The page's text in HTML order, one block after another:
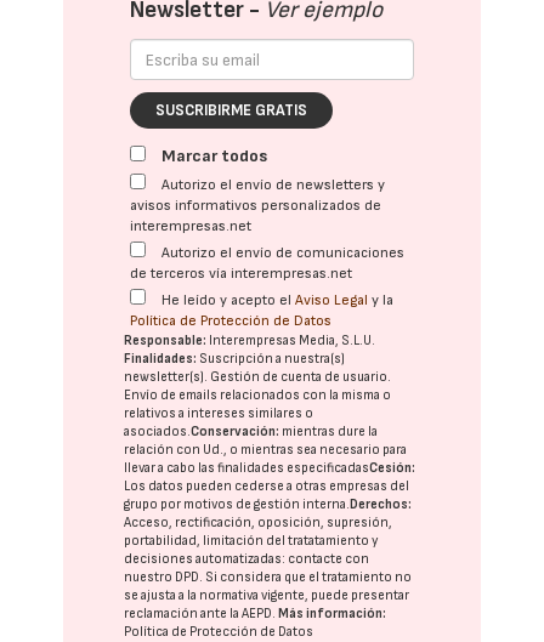
Newsletter - Ver ejemplo
SUSCRIBIRME GRATIS
Marcar todos
Autorizo el envío de newsletters y
avisos informativos personalizados de
interempresas.net
Autorizo el envío de comunicaciones
de terceros vía interempresas.net
He leído y acepto elAviso Legal y la
Política de Protección de Datos
Responsable: Interempresas Media, S.L.U.
Finalidades: Suscripción a nuestra(s)
newsletter(s). Gestión de cuenta de usuario.
Envío de emails relacionados con la misma o
relativos a intereses similares o
asociados.Conservación: mientras dure la
relación con Ud., o mientras sea necesario para
llevar a cabo las finalidades especificadasCesión:
Los datos pueden cederse a otras empresas del
grupo por motivos de gestión interna. Derechos:
Acceso, rectificación, oposición, supresión,
portabilidad, limitación del tratatamiento y
decisiones automatizadas: contacte con
nuestro DPD. Si considera que el tratamiento no
se ajusta a la normativa vigente, puede presentar
reclamación ante laAEPD. Más información:
Política de Protección de Datos